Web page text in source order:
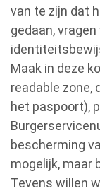
van te zijn dat
gedaan,
Maak in deze
readable zone,
het paspoort),
bescherming
mogelijk, maar
Tevens willen